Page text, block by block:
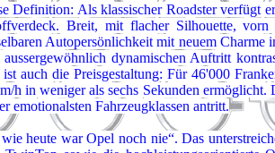
Als klassischer Roadster verfügt
Breit, mit flacher Silhouette, vorn
Autopersönlichkeit mit neuem Charme
dynamischen Auftritt
auch die Preisgestaltung: Für 46'000
in weniger als sechs Sekunden ermöglicht.
emotionalsten Fahrzeugklassen antritt.
heute war Opel noch nie“. Das